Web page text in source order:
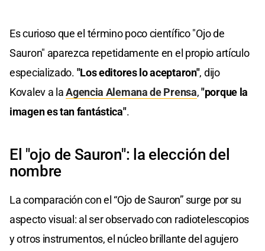
Es curioso que el término poco científico "Ojo de
Sauron" aparezca repetidamente en el propio artículo
especializado. "Los editores lo aceptaron", dijo
Kovalev a laAgencia Alemana de Prensa,"porque la
imagen es tan fantástica".
El "ojo de Sauron": la elección del
nombre
La comparación con el “Ojo de Sauron” surge por su
aspecto visual: al ser observado con radiotelescopios
y otros instrumentos, el núcleo brillante del agujero